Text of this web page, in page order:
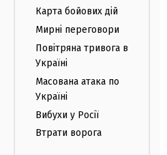
Карта бойових дій
Мирні переговори
Повітряна тривога в
Україні
Масована атака по
Україні
Вибухи у Росії
Втрати ворога